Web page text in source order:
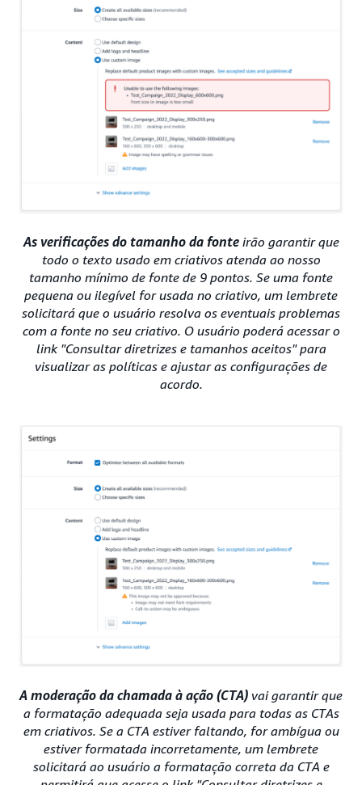
As verificações do tamanho da fonteirão garantir que
todo o texto usado em criativos atenda ao nosso
tamanho mínimo de fonte de 9 pontos. Se uma fonte
pequena ou ilegível for usada no criativo, um lembrete
solicitará que o usuário resolva os eventuais problemas
com a fonte no seu criativo. O usuário poderá acessar o
link "Consultar diretrizes e tamanhos aceitos" para
visualizar as políticas e ajustar as configurações de
acordo.
A moderação da chamada à ação (CTA) vai garantir que
a formatação adequada seja usada para todas as CTAs
em criativos. Se a CTA estiver faltando, for ambígua ou
estiver formatada incorretamente, um lembrete
solicitará ao usuário a formatação correta da CTA e